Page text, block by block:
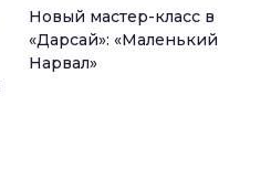
Новый мастер-класс в
«Дарсай»: «Маленький
Нарвал»